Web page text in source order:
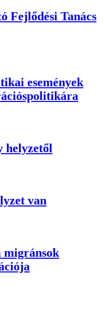
Fejlődési Tanács
események
helyzetől
van
migránsok